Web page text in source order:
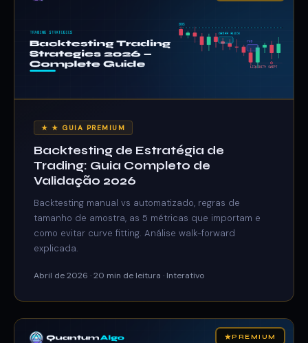
★ ★ GUIA PREMIUM
Backtesting de Estratégia de
Trading: Guia Completo de
Validação 2026
Backtesting manual vs automatizado, regras de
tamanho de amostra, as 5 métricas que importam e
como evitar curve fitting. Análise walk-forward
explicada.
Abril de 2026 · 20 min de leitura · Interativo
★PREMIUM